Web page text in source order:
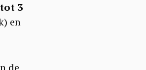
3
en
de